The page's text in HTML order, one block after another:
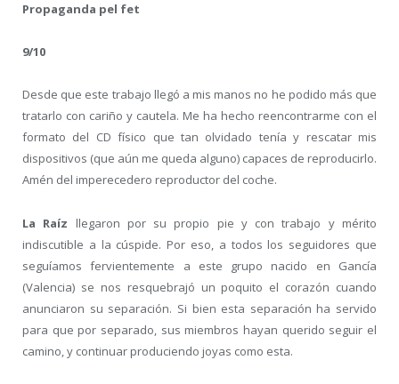
Propaganda pel fet
9/10
Desde que este trabajo llegó a mis manos no he podido más que
tratarlo con cariño y cautela. Me ha hecho reencontrarme con el
formato del CD físico que tan olvidado tenía y rescatar mis
dispositivos (que aún me queda alguno) capaces de reproducirlo.
Amén del imperecedero reproductor del coche.
La Raíz llegaron por su propio pie y con trabajo y mérito
indiscutible a la cúspide. Por eso, a todos los seguidores que
seguíamos fervientemente a este grupo nacido en Gancía
(Valencia) se nos resquebrajó un poquito el corazón cuando
anunciaron su separación. Si bien esta separación ha servido
para que por separado, sus miembros hayan querido seguir el
camino, y continuar produciendo joyas como esta.